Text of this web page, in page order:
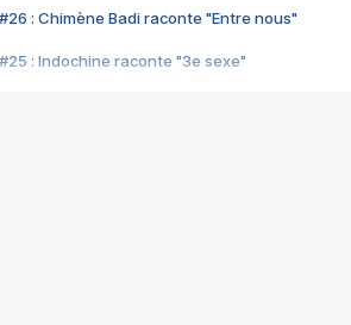
#26 : Chimène Badi raconte "Entre nous"
#25 : Indochine raconte "3e sexe"